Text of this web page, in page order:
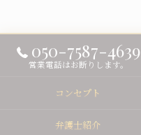
050-7587-4639
営業電話はお断りします。
コンセプト
弁護士紹介